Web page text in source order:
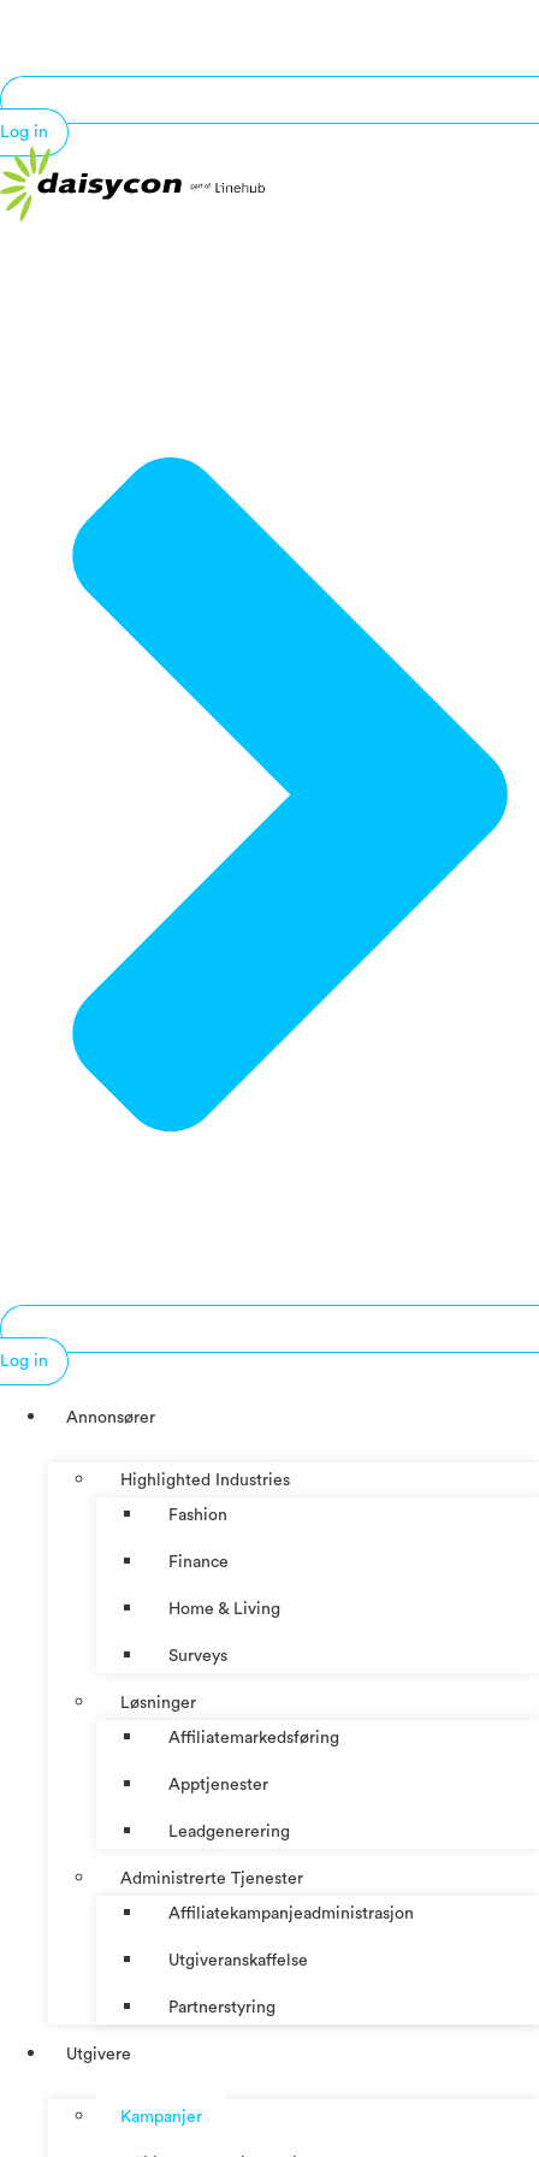
Log in
Log in
Annonsører
Highlighted Industries
Fashion
Finance
Home & Living
Surveys
Løsninger
Affiliatemarkedsføring
Apptjenester
Leadgenerering
Administrerte Tjenester
Affiliatekampanjeadministrasjon
Utgiveranskaffelse
Partnerstyring
Utgivere
Kampanjer